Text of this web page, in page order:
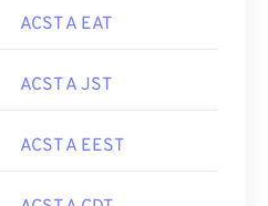
ACST A EAT
ACST A JST
ACST A EEST